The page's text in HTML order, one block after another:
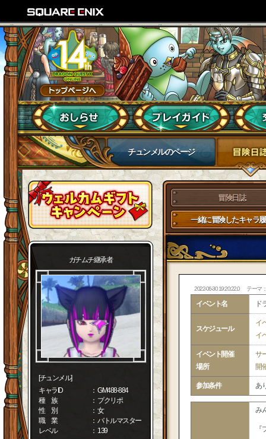
チュンメルのページ
ガチムチ継承者
[チュンメル]
キャラID
： GM488-884
種 族
： プクリポ
性 別
： 女
職 業
： バトルマスター
レベル
： 139
冒険日誌
一緒に冒険したキャラ
2022-06-30 19:20:22.0 テーマ
イベント名 ド
スケジュール
イ
イ
イベント開催
場所
サ
開
参加条件 あ
み